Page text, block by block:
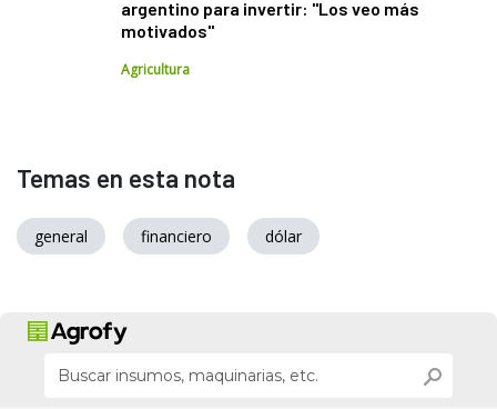
argentino para invertir: "Los veo más
motivados"
Agricultura
Temas en esta nota
general financiero dólar